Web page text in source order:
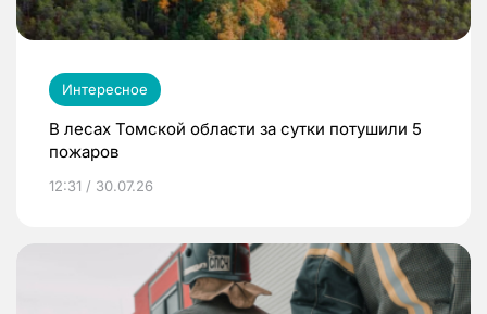
Интересное
В лесах Томской области за сутки потушили 5
пожаров
12:31 / 30.07.26